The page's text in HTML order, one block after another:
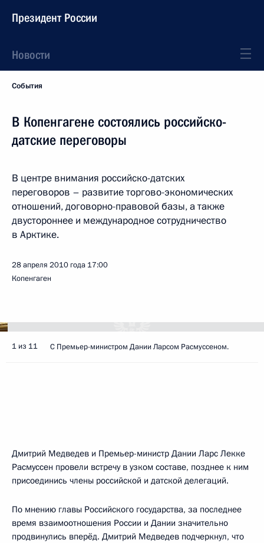
Президент России
Новости
События
В Копенгагене состоялись российско-
датские переговоры
В центре внимания российско-датских
переговоров – развитие торгово-экономических
отношений, договорно-правовой базы, а также
двустороннее и международное сотрудничество
в Арктике.
28 апреля 2010 года 17:00
Копенгаген
1 из 11 С Премьер-министром Дании Ларсом Расмуссеном.
Дмитрий Медведев и Премьер-министр Дании Ларс Лекке
Расмуссен провели встречу в узком составе, позднее к ним
присоединись члены российской и датской делегаций.
По мнению главы Российского государства, за последнее
время взаимоотношения России и Дании значительно
продвинулись вперёд. Дмитрий Медведев подчеркнул, что